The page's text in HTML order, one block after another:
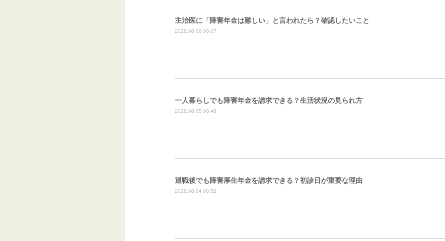
主治医に「障害年金は難しい」と言われたら？確認したいこと
2026.08.06 00:07
一人暮らしでも障害年金を請求できる？生活状況の見られ方
2026.08.05 00:48
退職後でも障害厚生年金を請求できる？初診日が重要な理由
2026.08.04 00:52